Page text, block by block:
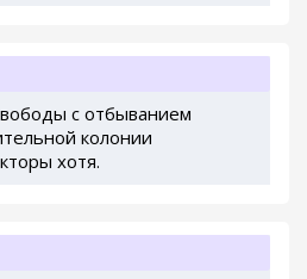
с отбыванием
колонии
хотя.